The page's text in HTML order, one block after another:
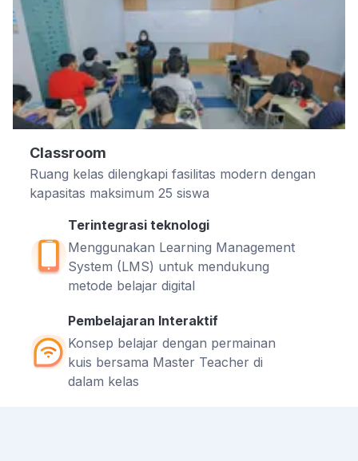
Classroom
Ruang kelas dilengkapi fasilitas modern dengan
kapasitas maksimum 25 siswa
Terintegrasi teknologi
Menggunakan Learning Management
System (LMS) untuk mendukung
metode belajar digital
Pembelajaran Interaktif
Konsep belajar dengan permainan
kuis bersama Master Teacher di
dalam kelas